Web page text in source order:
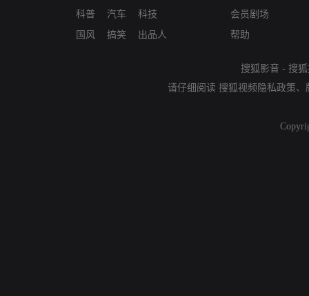
科普
国风
汽车
搞笑
科技
出品人
会员剧场
帮助
搜狐影音 - 搜
请仔细阅读 搜狐视频隐私政策、